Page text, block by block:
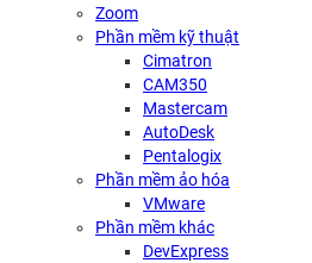
Zoom
Phần mềm kỹ thuật
Cimatron
CAM350
Mastercam
AutoDesk
Pentalogix
Phần mềm ảo hóa
VMware
Phần mềm khác
DevExpress